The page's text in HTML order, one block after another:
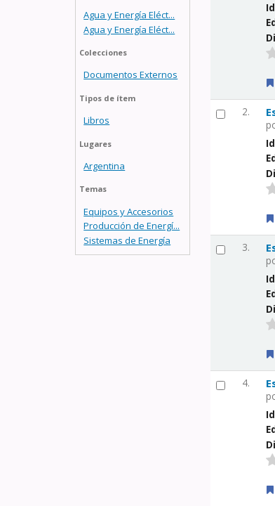
Agua y Energía Eléct...
Agua y Energía Eléct...
Colecciones
Documentos Externos
Tipos de ítem
Libros
Lugares
Argentina
Temas
Equipos y Accesorios
Producción de Energí...
Sistemas de Energía
2.
3.
4.